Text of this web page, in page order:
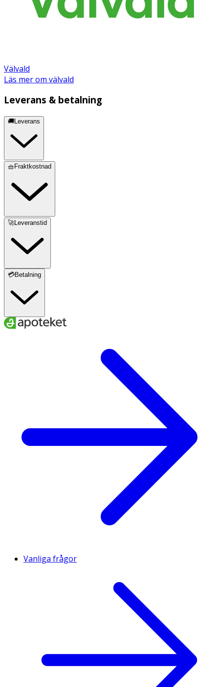
Välvald
Läs mer om välvald
Leverans & betalning
🚚Leverans
🧺Fraktkostnad
🚀Leveranstid
💳Betalning
Vanliga frågor